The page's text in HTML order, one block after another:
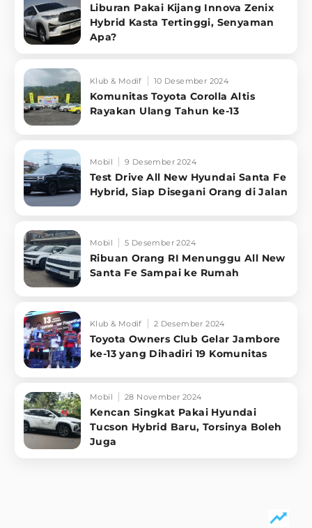
Liburan Pakai Kijang Innova Zenix
Hybrid Kasta Tertinggi, Senyaman
Apa?
Klub & Modif 10 Desember 2024
Komunitas Toyota Corolla Altis
Rayakan Ulang Tahun ke-13
Mobil 9 Desember 2024
Test Drive All New Hyundai Santa Fe
Hybrid, Siap Disegani Orang di Jalan
Mobil 5 Desember 2024
Ribuan Orang RI Menunggu All New
Santa Fe Sampai ke Rumah
Klub & Modif 2 Desember 2024
Toyota Owners Club Gelar Jambore
ke-13 yang Dihadiri 19 Komunitas
Mobil 28 November 2024
Kencan Singkat Pakai Hyundai
Tucson Hybrid Baru, Torsinya Boleh
Juga